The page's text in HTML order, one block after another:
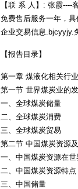
【联 系 人】: 张霞----
免费售后服务一年，具
企业交易信息.bjcyyjy.
【报告目录】
第一章 煤液化相关行
第一节 世界煤炭业的
一、全球煤炭储量
二、全球煤炭消费
三、全球煤炭贸易
第二节 中国煤炭资源
一、中国煤炭资源在世
二、中国煤炭资源特点
三、中国储量